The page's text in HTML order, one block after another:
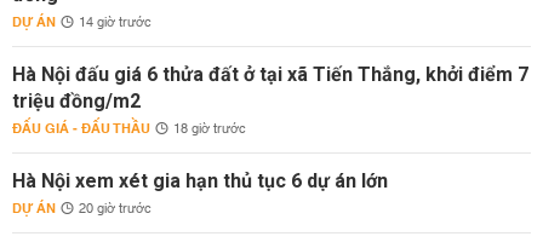
DỰ ÁN 14 giờ trước
Hà Nội đấu giá 6 thửa đất ở tại xã Tiến Thắng, khởi điểm 7
triệu đồng/m2
ĐẤU GIÁ - ĐẤU THẦU 18 giờ trước
Hà Nội xem xét gia hạn thủ tục 6 dự án lớn
DỰ ÁN 20 giờ trước